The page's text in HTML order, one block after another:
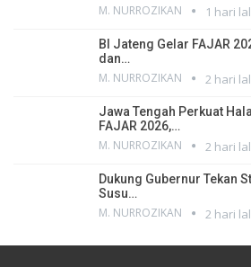
M. NURROZIKAN 1 hari
BI Jateng Gelar FAJAR
dan…
M. NURROZIKAN 2 hari
Jawa Tengah Perkuat
FAJAR 2026,…
M. NURROZIKAN 2 hari
Dukung Gubernur Tekan
Susu…
M. NURROZIKAN 2 hari